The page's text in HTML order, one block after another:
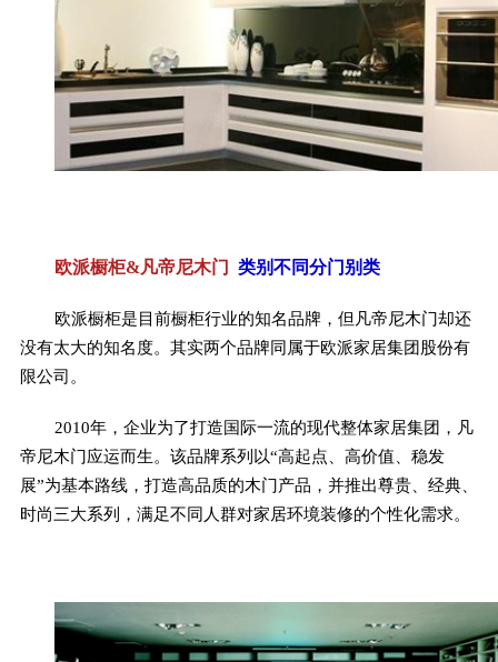
欧派橱柜&凡帝尼木门 类别不同分门别类
欧派橱柜是目前橱柜行业的知名品牌，但凡帝尼木门却还
没有太大的知名度。其实两个品牌同属于欧派家居集团股份有
限公司。
2010年，企业为了打造国际一流的现代整体家居集团，凡
帝尼木门应运而生。该品牌系列以“高起点、高价值、稳发
展”为基本路线，打造高品质的木门产品，并推出尊贵、经典、
时尚三大系列，满足不同人群对家居环境装修的个性化需求。